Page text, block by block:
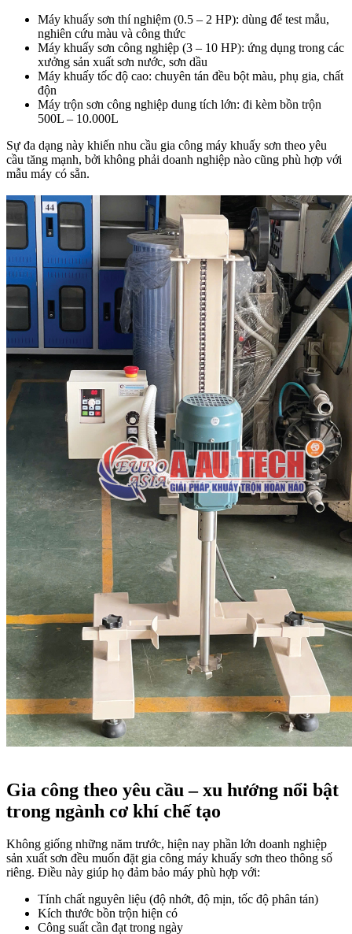
Máy khuấy sơn thí nghiệm (0.5 – 2 HP): dùng để test mẫu,
nghiên cứu màu và công thức
Máy khuấy sơn công nghiệp (3 – 10 HP): ứng dụng trong các
xưởng sản xuất sơn nước, sơn dầu
Máy khuấy tốc độ cao: chuyên tán đều bột màu, phụ gia, chất
độn
Máy trộn sơn công nghiệp dung tích lớn: đi kèm bồn trộn
500L – 10.000L
Sự đa dạng này khiến nhu cầu gia công máy khuấy sơn theo yêu
cầu tăng mạnh, bởi không phải doanh nghiệp nào cũng phù hợp với
mẫu máy có sẵn.
Gia công theo yêu cầu – xu hướng nổi bật
trong ngành cơ khí chế tạo
Không giống những năm trước, hiện nay phần lớn doanh nghiệp
sản xuất sơn đều muốn đặt gia công máy khuấy sơn theo thông số
riêng. Điều này giúp họ đảm bảo máy phù hợp với:
Tính chất nguyên liệu (độ nhớt, độ mịn, tốc độ phân tán)
Kích thước bồn trộn hiện có
Công suất cần đạt trong ngày